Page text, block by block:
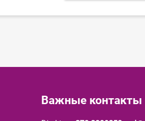
Важные контакты